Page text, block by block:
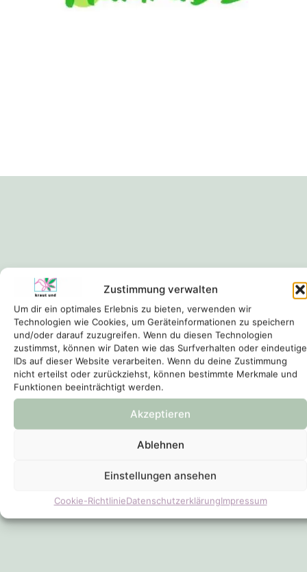
Zustimmung verwalten
Um dir ein optimales Erlebnis zu bieten, verwenden wir
Technologien wie Cookies, um Geräteinformationen zu speichern
und/oder darauf zuzugreifen. Wenn du diesen Technologien
zustimmst, können wir Daten wie das Surfverhalten oder eindeutige
IDs auf dieser Website verarbeiten. Wenn du deine Zustimmung
nicht erteilst oder zurückziehst, können bestimmte Merkmale und
Funktionen beeinträchtigt werden.
Akzeptieren
Ablehnen
Einstellungen ansehen
Cookie-RichtlinieDatenschutzerklärungImpressum